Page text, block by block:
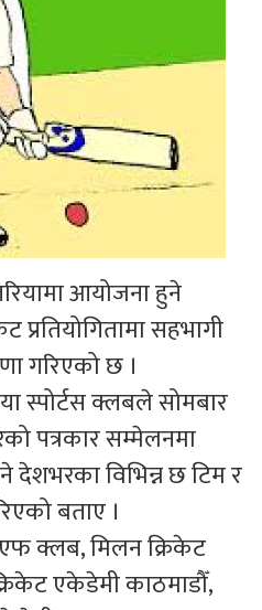
आयोजना हुने
प्रतियोगितामा सहभागी
गरिएको छ ।
स्पोर्टस क्लबले सोमबार
पत्रकार सम्मेलनमा
देशभरका विभिन्न छ टिम र
बताए ।
क्लब, मिलन क्रिकेट
एकेडेमी काठमाडौँ,